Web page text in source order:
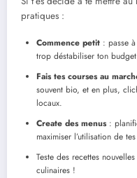
pratiques :
Commence petit : passe
trop déstabiliser ton
Fais tes courses au
souvent bio, et en plus,
locaux.
Create des menus:
maximiser l’utilisation de
Teste des recettes
culinaires !